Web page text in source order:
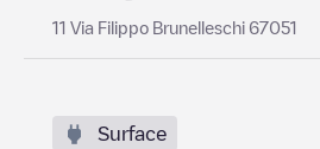
11 Via Filippo Brunelleschi 67051
Surface